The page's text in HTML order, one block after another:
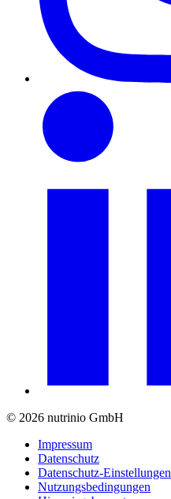
© 2026 nutrinio GmbH
Impressum
Datenschutz
Datenschutz-Einstellungen
Nutzungsbedingungen